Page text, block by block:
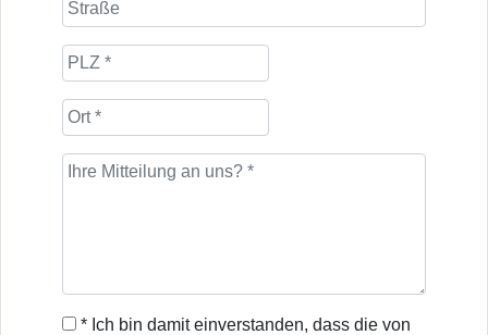
* Ich bin damit einverstanden, dass die von